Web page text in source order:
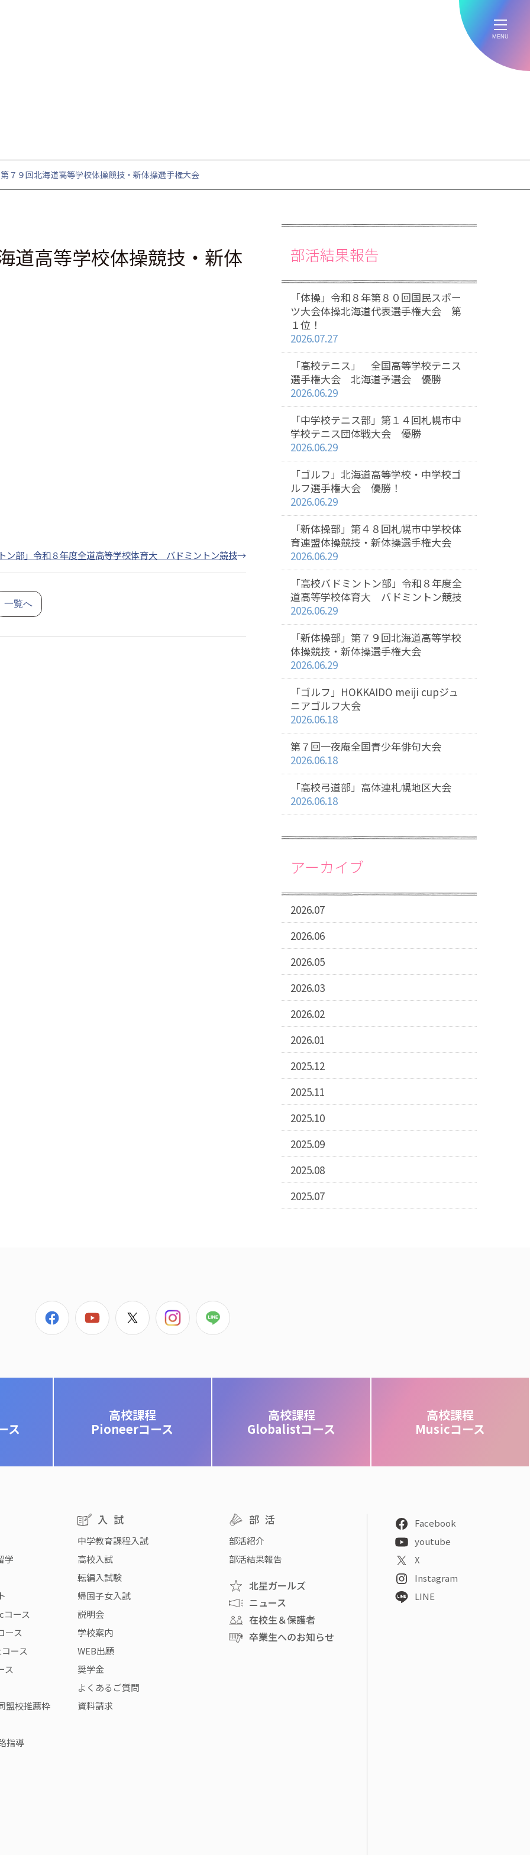
MENU
第７９回北海道高等学校体操競技・新体操選手権大会
道高等学校体操競技・新体
トン部」令和８年度全道高等学校体育大 バドミントン競技→
一覧へ
部活結果報告
「体操」令和８年第８０回国民スポー
ツ大会体操北海道代表選手権大会 第
１位！
2026.07.27
「高校テニス」 全国高等学校テニス
選手権大会 北海道予選会 優勝
2026.06.29
「中学校テニス部」第１４回札幌市中
学校テニス団体戦大会 優勝
2026.06.29
「ゴルフ」北海道高等学校・中学校ゴ
ルフ選手権大会 優勝！
2026.06.29
「新体操部」第４８回札幌市中学校体
育連盟体操競技・新体操選手権大会
2026.06.29
「高校バドミントン部」令和８年度全
道高等学校体育大 バドミントン競技
2026.06.29
「新体操部」第７９回北海道高等学校
体操競技・新体操選手権大会
2026.06.29
「ゴルフ」HOKKAIDO meiji cupジュ
ニアゴルフ大会
2026.06.18
第７回一夜庵全国青少年俳句大会
2026.06.18
「高校弓道部」高体連札幌地区大会
2026.06.18
アーカイブ
2026.07
2026.06
2026.05
2026.03
2026.02
2026.01
2025.12
2025.11
2025.10
2025.09
2025.08
2025.07
ス
高校課程
Pioneerコース
高校課程
Globalistコース
高校課程
Musicコース
学
コース
ース
ース
ス
盟校推薦枠
指導
入試
中学教育課程入試
高校入試
転編入試験
帰国子女入試
説明会
学校案内
WEB出願
奨学金
よくあるご質問
資料請求
部活
部活紹介
部活結果報告
北星ガールズ
ニュース
在校生＆保護者
卒業生へのお知らせ
Facebook
youtube
X
Instagram
LINE